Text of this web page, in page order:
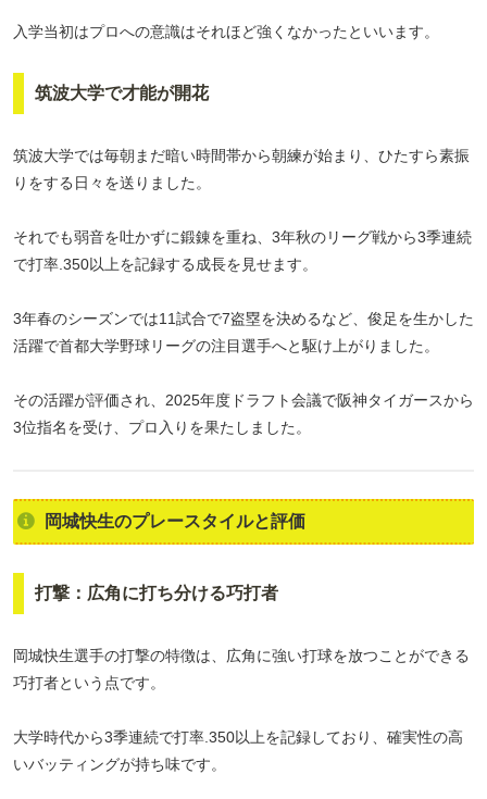
入学当初はプロへの意識はそれほど強くなかったといいます。
筑波大学で才能が開花
筑波大学では毎朝まだ暗い時間帯から朝練が始まり、ひたすら素振
りをする日々を送りました。
それでも弱音を吐かずに鍛錬を重ね、3年秋のリーグ戦から3季連続
で打率.350以上を記録する成長を見せます。
3年春のシーズンでは11試合で7盗塁を決めるなど、俊足を生かした
活躍で首都大学野球リーグの注目選手へと駆け上がりました。
その活躍が評価され、2025年度ドラフト会議で阪神タイガースから
3位指名を受け、プロ入りを果たしました。
岡城快生のプレースタイルと評価
打撃：広角に打ち分ける巧打者
岡城快生選手の打撃の特徴は、広角に強い打球を放つことができる
巧打者という点です。
大学時代から3季連続で打率.350以上を記録しており、確実性の高
いバッティングが持ち味です。